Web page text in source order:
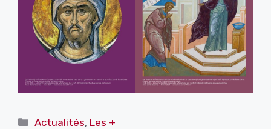
Catégories
Actualités, Les +